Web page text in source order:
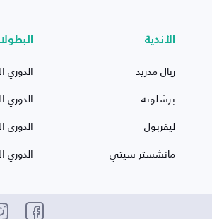
الأندية
ريال مدريد
برشلونة
ليفربول
مانشستر سيتي
الدوري
الدوري
الدوري
الدوري